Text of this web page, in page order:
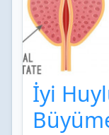
İyi